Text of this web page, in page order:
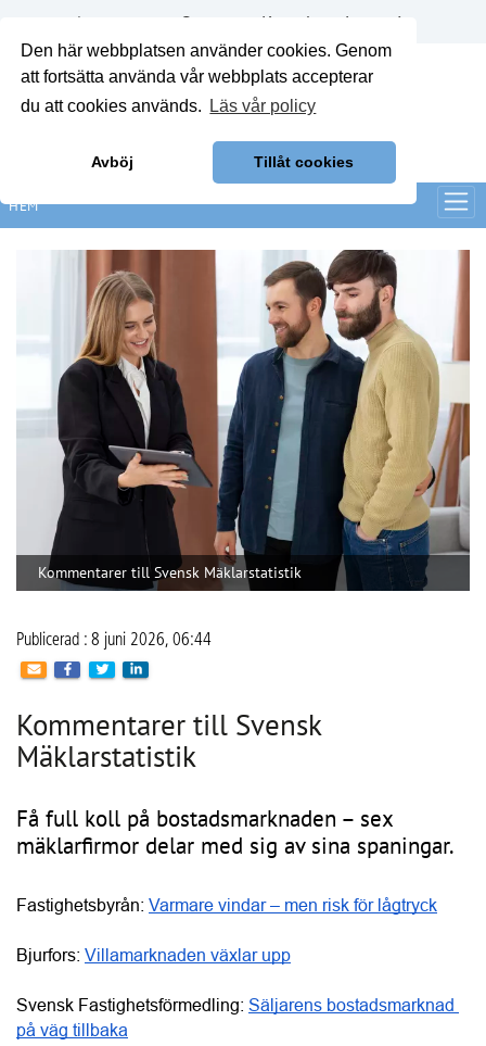
Den här webbplatsen använder cookies. Genom
att fortsätta använda vår webbplats accepterar
du att cookies används.
Läs vår policy
Avböj Tillåt cookies
Annonsera Om oss Kontakt Logga in
HEM
Kommentarer till Svensk Mäklarstatistik
Publicerad : 8 juni 2026, 06:44
Kommentarer till Svensk
Mäklarstatistik
Få full koll på bostadsmarknaden – sex
mäklarfirmor delar med sig av sina spaningar.
Fastighetsbyrån: Varmare vindar – men risk för lågtryck
Bjurfors: Villamarknaden växlar upp
Svensk Fastighetsförmedling: Säljarens bostadsmarknad
på väg tillbaka